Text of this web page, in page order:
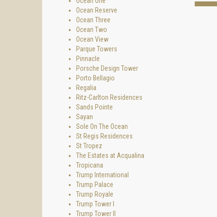
вы
Ocean Reserve
Ocean Three
Ocean Two
Ocean View
Parque Towers
Pinnacle
Porsche Design Tower
Porto Bellagio
Regalia
Ritz-Carlton Residences
Sands Pointe
Sayan
Sole On The Ocean
St Regis Residences
St Tropez
The Estates at Acqualina
Tropicana
Trump International
Trump Palace
Trump Royale
Trump Tower I
Trump Tower II